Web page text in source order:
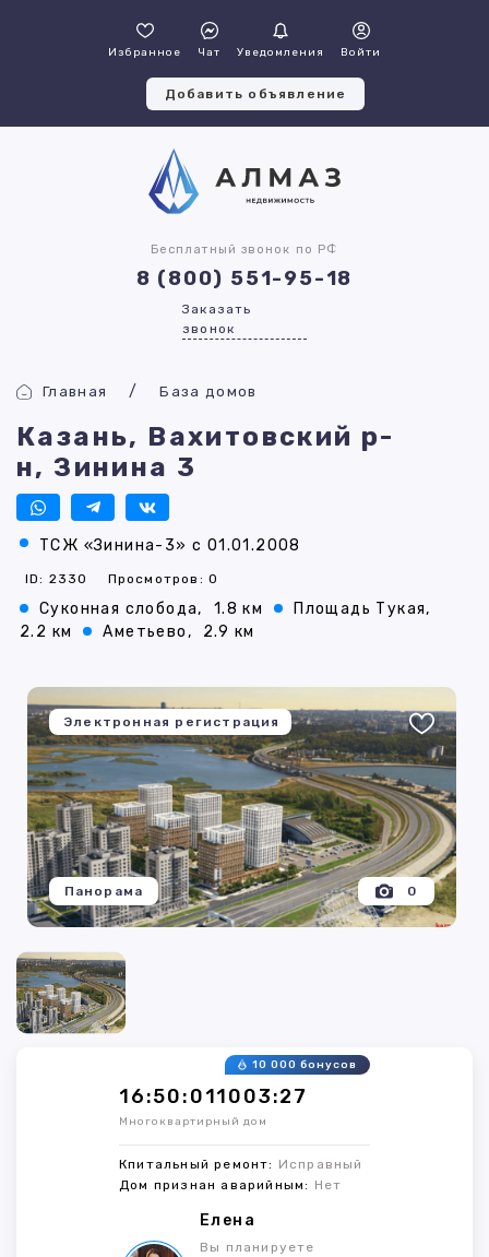
Избранное Чат Уведомления Войти
Добавить объявление
Бесплатный звонок по РФ
8 (800) 551-95-18
Заказать
звонок
Главная База домов
Казань, Вахитовский р-
н, Зинина 3
ТСЖ «Зинина-3» с 01.01.2008
ID: 2330 Просмотров: 0
Суконная слобода, 1.8 км
Площадь Тукая,
2.2 км
Аметьево, 2.9 км
Электронная регистрация
0
Панорама
16:50:011003:27
10 000 бонусов
Многоквартирный дом
Кпитальный ремонт: Исправный
Дом признан аварийным: Нет
Елена
Вы планируете